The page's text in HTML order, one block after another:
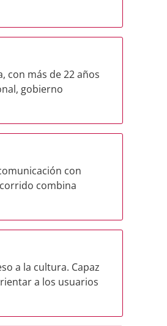
con más de 22 años
gobierno
con
combina
a la cultura. Capaz
a los usuarios